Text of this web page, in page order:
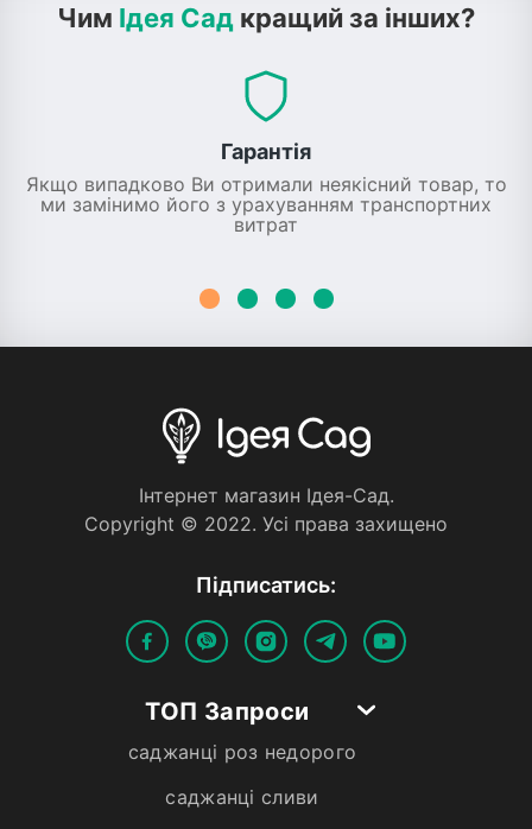
Чим Ідея Сад кращий за інших?
Гарантія
Якщо випадково Ви отримали неякісний товар, то
ми замінимо його з урахуванням транспортних
витрат
Iнтернет магазин Iдея-Сад.
Copyright © 2022. Усi права захищено
Пiдписатись:
ТОП Запроси
саджанці роз недорого
саджанці сливи